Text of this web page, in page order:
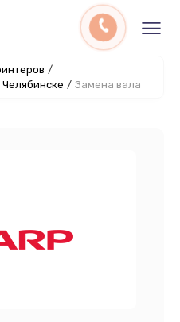
/
/ Замена вала